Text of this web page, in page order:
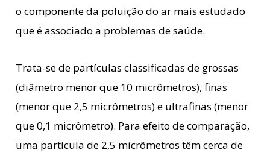
o componente da poluição do ar mais estudado
que é associado a problemas de saúde.
Trata-se de partículas classificadas de grossas
(diâmetro menor que 10 micrômetros), finas
(menor que 2,5 micrômetros) e ultrafinas (menor
que 0,1 micrômetro). Para efeito de comparação,
uma partícula de 2,5 micrômetros têm cerca de